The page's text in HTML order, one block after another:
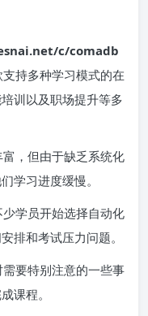
c/comadb
支持多种学习模式的在
训以及职场提升等多
，但由于缺乏系统化
学习进度缓慢。
学员开始选择自动化
排和考试压力问题。
要特别注意的一些事
课程。